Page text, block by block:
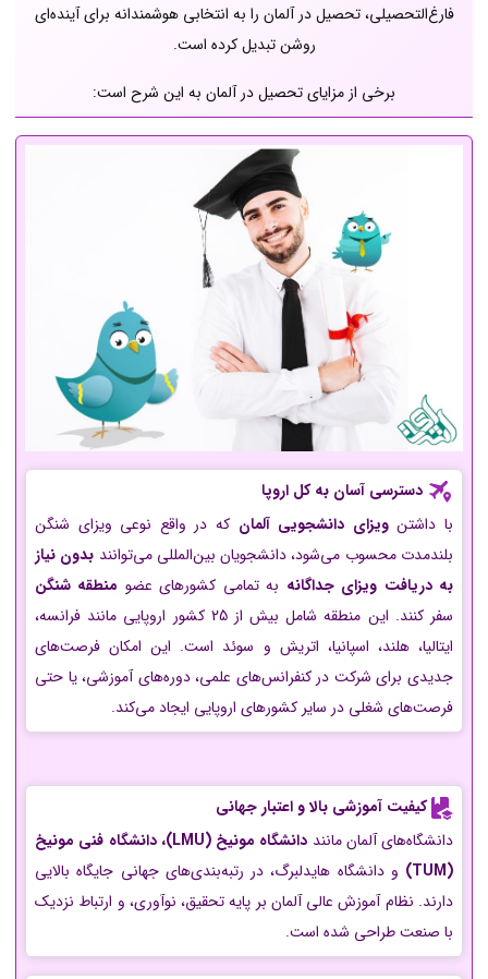
فارغ‌التحصیلی، تحصیل در آلمان را به انتخابی هوشمندانه برای آینده‌ای
روشن تبدیل کرده است.
برخی از مزایای تحصیل در آلمان به این شرح است:
دسترسی آسان به کل اروپا
با داشتنویزای دانشجویی آلمان که در واقع نوعی ویزای شنگن
بلندمدت محسوب می‌شود، دانشجویان بین‌المللی می‌توانند بدون نیاز
به دریافت ویزای جداگانه به تمامی کشورهای عضو منطقه شنگن
سفر کنند. این منطقه شامل بیش از 25 کشور اروپایی مانند فرانسه،
ایتالیا، هلند، اسپانیا، اتریش و سوئد است. این امکان فرصت‌های
جدیدی برای شرکت در کنفرانس‌های علمی، دوره‌های آموزشی، یا حتی
فرصت‌های شغلی در سایر کشورهای اروپایی ایجاد می‌کند.
کیفیت آموزشی بالا و اعتبار جهانی
دانشگاه‌های آلمان مانند
دانشگاه مونیخ (LMU)، دانشگاه فنی مونیخ
(TUM)
و دانشگاه هایدلبرگ، در رتبه‌بندی‌های جهانی جایگاه بالایی
دارند. نظام آموزش عالی آلمان بر پایه تحقیق، نوآوری، و ارتباط نزدیک
با صنعت طراحی شده است.